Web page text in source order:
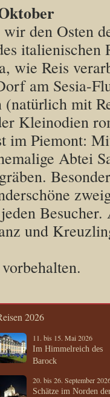
den Osten
italienischen
wie Reis
am Sesia-
(natürlich mit
Kleinodien
im Piemont:
Abtei
und
2026
11. bis 15. Mai 2026
Im Himmelreich des
Barock
20. bis 26. September
Schätze im Norden